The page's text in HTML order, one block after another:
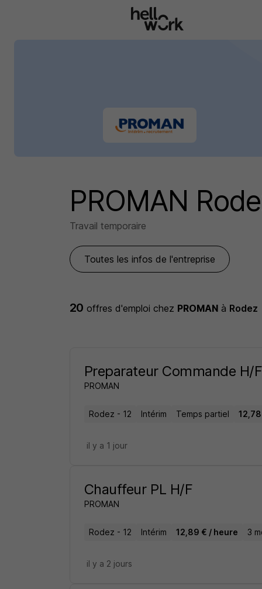
PROMAN
Travail temporaire
Toutes les infos de l'entreprise
20 offres d'emploi chez PROMAN à Rodez
Preparateur Commande H/F
PROMAN
Rodez - 12 Intérim Temps partiel
il y a 1 jour
Chauffeur PL H/F
PROMAN
Rodez - 12 Intérim 12,89 € / heure 3
il y a 2 jours